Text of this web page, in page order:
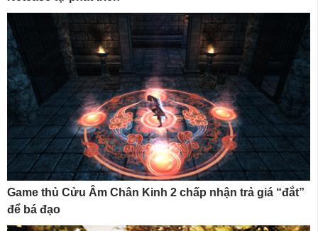
Game thủ Cửu Âm Chân Kinh 2 chấp nhận trả giá “đắt”
để bá đạo